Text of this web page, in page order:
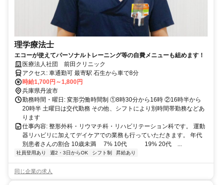
理学療法士
エコーが使えてパーソナルトレーニング等の自費メニューも組めます！
医療法人社団 前田クリニック
アクセス: 車通勤可 最寄駅 石生から車で8分
時給1,700円～1,800円
兵庫県丹波市
勤務時間・曜日: 変形労働時間制 ①8時30分から16時 ②16時半から
20時半 土曜日は交代勤務 その他、シフトにより別時間帯勤務などあ
ります
仕事内容: 整形外科・リウマチ科・リハビリテーション科です。 運動
器リハビリに加えてデイケアでの業務も行っていただきます。 年代
別患者さんの割合 10歳未満 7% 10代 19% 20代 ...
社員登用あり 週2・3日からOK シフト制 昇給あり
同じ企業の求人